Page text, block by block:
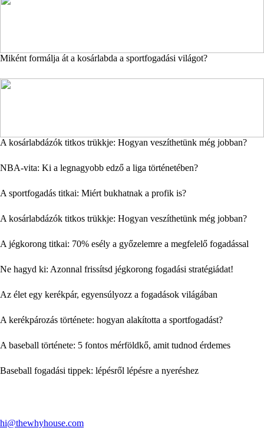
Miként formálja át a kosárlabda a sportfogadási világot?
A kosárlabdázók titkos trükkje: Hogyan veszíthetünk még jobban?
NBA-vita: Ki a legnagyobb edző a liga történetében?
A sportfogadás titkai: Miért bukhatnak a profik is?
A kosárlabdázók titkos trükkje: Hogyan veszíthetünk még jobban?
A jégkorong titkai: 70% esély a győzelemre a megfelelő fogadással
Ne hagyd ki: Azonnal frissítsd jégkorong fogadási stratégiádat!
Az élet egy kerékpár, egyensúlyozz a fogadások világában
A kerékpározás története: hogyan alakította a sportfogadást?
A baseball története: 5 fontos mérföldkő, amit tudnod érdemes
Baseball fogadási tippek: lépésről lépésre a nyeréshez
hi@thewhyhouse.com